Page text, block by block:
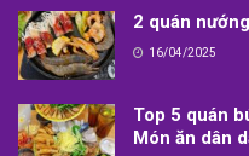
2 quán
16/04/2025
Top 5 quán
Món ăn dân